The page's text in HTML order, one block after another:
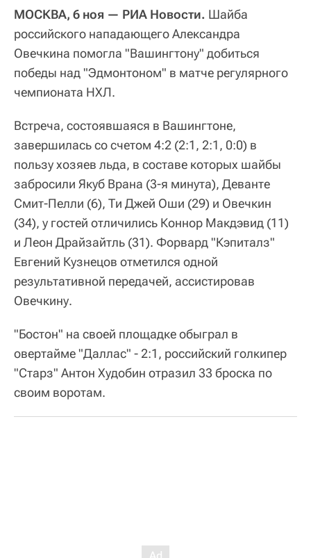
МОСКВА, 6 ноя — РИА Новости. Шайба
российского нападающего Александра
Овечкина помогла "Вашингтону" добиться
победы над "Эдмонтоном" в матче регулярного
чемпионата НХЛ.
Встреча, состоявшаяся в Вашингтоне,
завершилась со счетом 4:2 (2:1, 2:1, 0:0) в
пользу хозяев льда, в составе которых шайбы
забросили Якуб Врана (3-я минута), Деванте
Смит-Пелли (6), Ти Джей Оши (29) и Овечкин
(34), у гостей отличились Коннор Макдэвид (11)
и Леон Драйзайтль (31). Форвард "Кэпиталз"
Евгений Кузнецов отметился одной
результативной передачей, ассистировав
Овечкину.
"Бостон" на своей площадке обыграл в
овертайме "Даллас" - 2:1, российский голкипер
"Старз" Антон Худобин отразил 33 броска по
своим воротам.